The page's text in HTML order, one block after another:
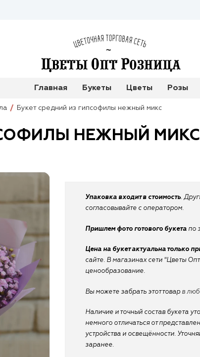
Главная Букеты Цветы Розы
Букет средний из гипсофилы нежный микс
НЕЖНЫЙ МИКС
Упаковка входит в стоимость.
согласовывайте с оператором.
Пришлем фото готового букета по
Цена на букет актуальна только
сайте. В магазинах сети "Цветы
ценообразование.
Вы можете забрать этот товар в
Наличие и точный состав букета
немного отличаться от
устройства и освещённости.
заранее.